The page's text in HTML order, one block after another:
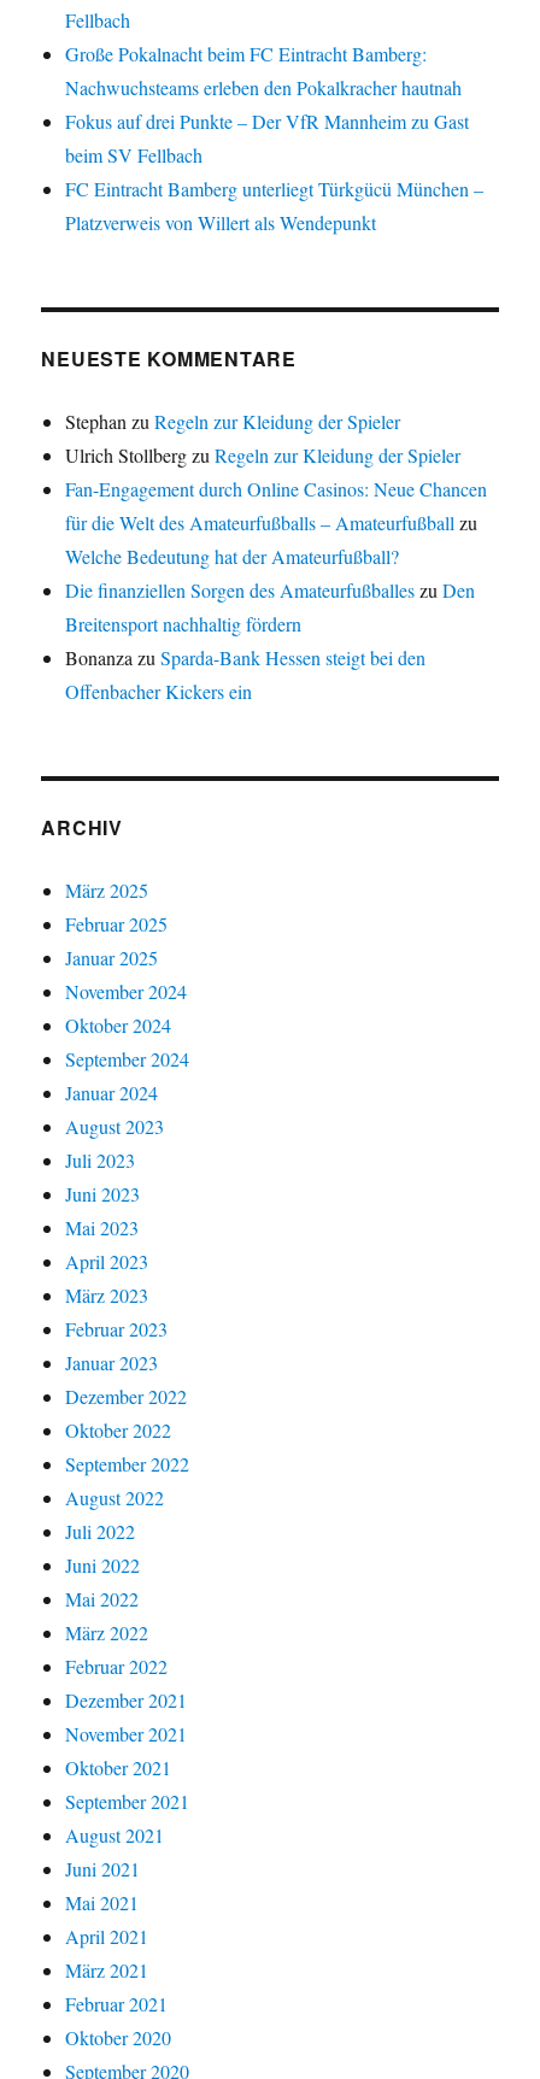
Fellbach
Große Pokalnacht beim FC Eintracht Bamberg:
Nachwuchsteams erleben den Pokalkracher hautnah
Fokus auf drei Punkte – Der VfR Mannheim zu Gast
beim SV Fellbach
FC Eintracht Bamberg unterliegt Türkgücü München –
Platzverweis von Willert als Wendepunkt
NEUESTE KOMMENTARE
Stephan zuRegeln zur Kleidung der Spieler
Ulrich StollbergzuRegeln zur Kleidung der Spieler
Fan-Engagement durch Online Casinos: Neue Chancen
für die Welt des Amateurfußballs – Amateurfußball zu
Welche Bedeutung hat der Amateurfußball?
Die finanziellen Sorgen des AmateurfußballeszuDen
Breitensport nachhaltig fördern
Bonanza zuSparda-Bank Hessen steigt bei den
Offenbacher Kickers ein
ARCHIV
März 2025
Februar 2025
Januar 2025
November 2024
Oktober 2024
September 2024
Januar 2024
August 2023
Juli 2023
Juni 2023
Mai 2023
April 2023
März 2023
Februar 2023
Januar 2023
Dezember 2022
Oktober 2022
September 2022
August 2022
Juli 2022
Juni 2022
Mai 2022
März 2022
Februar 2022
Dezember 2021
November 2021
Oktober 2021
September 2021
August 2021
Juni 2021
Mai 2021
April 2021
März 2021
Februar 2021
Oktober 2020
September 2020